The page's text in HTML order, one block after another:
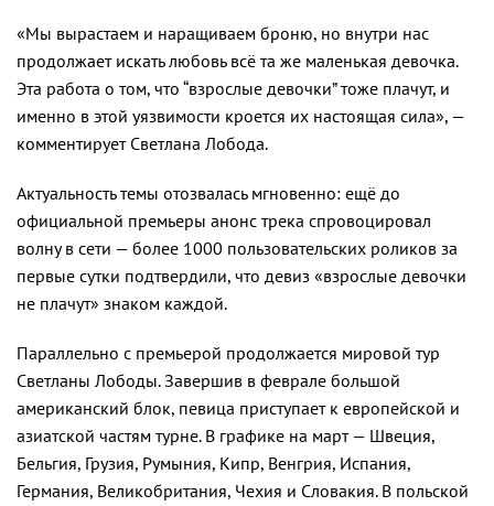
«Мы вырастаем и наращиваем броню, но внутри нас
продолжает искать любовь всё та же маленькая девочка.
Эта работа о том, что “взрослые девочки” тоже плачут, и
именно в этой уязвимости кроется их настоящая сила», —
комментирует Светлана Лобода.
Актуальность темы отозвалась мгновенно: ещё до
официальной премьеры анонс трека спровоцировал
волну в сети — более 1000 пользовательских роликов за
первые сутки подтвердили, что девиз «взрослые девочки
не плачут» знаком каждой.
Параллельно с премьерой продолжается мировой тур
Светланы Лободы. Завершив в феврале большой
американский блок, певица приступает к европейской и
азиатской частям турне. В графике на март — Швеция,
Бельгия, Грузия, Румыния, Кипр, Венгрия, Испания,
Германия, Великобритания, Чехия и Словакия. В польской